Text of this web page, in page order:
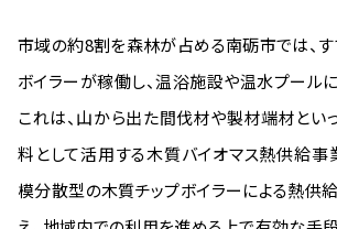
市域の約8割を森林が占める南砺市では、
ボイラーが稼働し、温浴施設や温水プール
これは、山から出た間伐材や製材端材とい
料として活用する木質バイオマス熱供給事
模分散型の木質チップボイラーによる熱供